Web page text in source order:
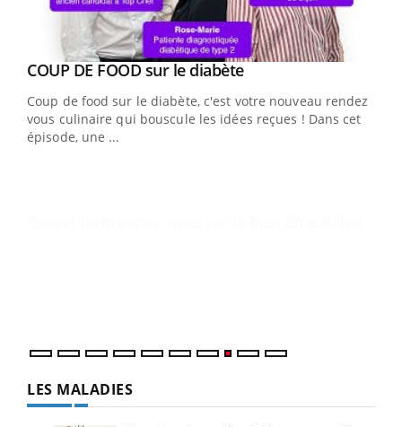
Youtube
COUP DE FOOD sur le diabèteYoutube
Coup de food sur le diabète, c'est votre nouveau rendez-
vous culinaire qui bouscule les idées reçues ! Dans cet
épisode, une ...
Youtube
Quand l’entreprise mise sur le bien être global
"Les rendez-vous de la santé et de la qualité de vie au
travail" de Pourquoi Docteur reçoivent Régis Blugeon,
DRH et directeur ...
LES MALADIES